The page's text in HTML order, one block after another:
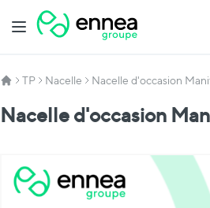
Allez au contenu
Basculer la navigation
TP Nacelle Nacelle d'occasion
Nacelle d'occasion